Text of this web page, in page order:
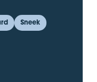
Sneek